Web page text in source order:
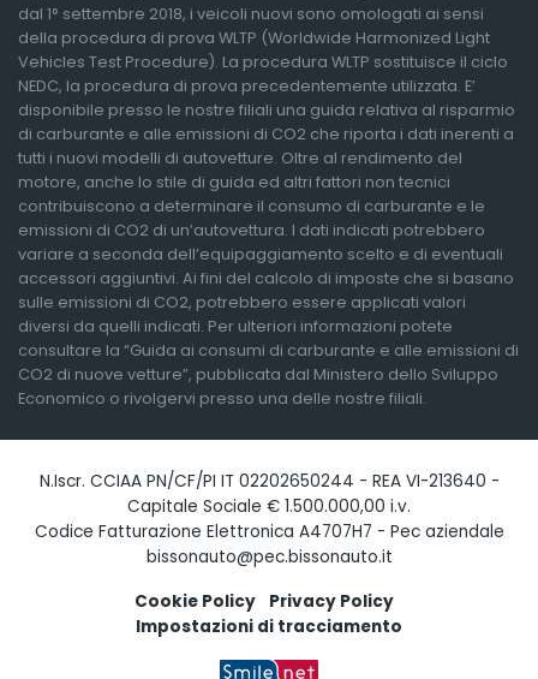
dal 1° settembre 2018, i veicoli nuovi sono omologati ai sensi
della procedura di prova WLTP (Worldwide Harmonized Light
Vehicles Test Procedure). La procedura WLTP sostituisce il ciclo
NEDC, la procedura di prova precedentemente utilizzata. E’
disponibile presso le nostre filiali una guida relativa al risparmio
di carburante e alle emissioni di CO2 che riporta i dati inerenti a
tutti i nuovi modelli di autovetture. Oltre al rendimento del
motore, anche lo stile di guida ed altri fattori non tecnici
contribuiscono a determinare il consumo di carburante e le
emissioni di CO2 di un’autovettura. I dati indicati potrebbero
variare a seconda dell’equipaggiamento scelto e di eventuali
accessori aggiuntivi. Ai fini del calcolo di imposte che si basano
sulle emissioni di CO2, potrebbero essere applicati valori
diversi da quelli indicati. Per ulteriori informazioni potete
consultare la “Guida ai consumi di carburante e alle emissioni di
CO2 di nuove vetture”, pubblicata dal Ministero dello Sviluppo
Economico o rivolgervi presso una delle nostre filiali.
N.Iscr. CCIAA PN/CF/PI IT 02202650244 - REA VI-213640 -
Capitale Sociale € 1.500.000,00 i.v.
Codice Fatturazione Elettronica A4707H7 - Pec aziendale
bissonauto@pec.bissonauto.it
Cookie Policy
Privacy Policy
Impostazioni di tracciamento